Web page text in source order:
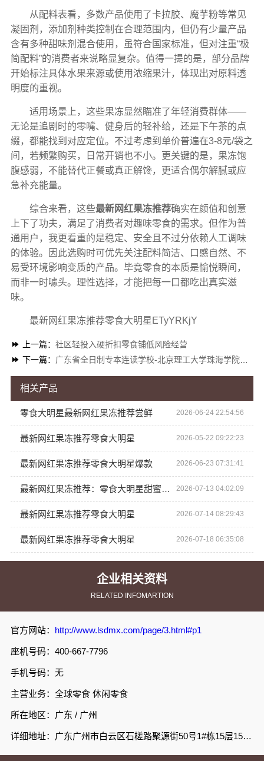
企业相关资料
RELATED INFOMARTION
官方网站： http://www.lsdmx.com/page/3.html#p1
座机号码：400-667-7796
手机号码：无
主营业务：全球零食 休闲零食
所在地区：广东 / 广州
详细地址：广东广州市白云区石槎路聚源街50号1#栋15层1508室
从配料表看，多数产品使用了卡拉胶、魔芋粉等常见
凝固剂，添加剂种类控制在合理范围内，但仍有少量产品
含有多种甜味剂混合使用，虽符合国家标准，但对注重“极
简配料”的消费者来说略显复杂。值得一提的是，部分品牌
开始标注具体水果来源或使用浓缩果汁，体现出对原料透
明度的重视。
适用场景上，这些果冻显然瞄准了年轻消费群体——
无论是追剧时的零嘴、健身后的轻补给，还是下午茶的点
缀，都能找到对应定位。不过考虑到单价普遍在3-8元/袋之
间，若频繁购买，日常开销也不小。更关键的是，果冻饱
腹感弱，不能替代正餐或真正解馋，更适合偶尔解腻或应
急补充能量。
综合来看，这些最新网红果冻推荐确实在颜值和创意
上下了功夫，满足了消费者对趣味零食的需求。但作为普
通用户，我更看重的是稳定、安全且不过分依赖人工调味
的体验。因此选购时可优先关注配料简洁、口感自然、不
易受环境影响变质的产品。毕竟零食的本质是愉悦瞬间，
而非一时噱头。理性选择，才能把每一口都吃出真实滋
味。
最新网红果冻推荐零食大明星ETyYRKjY
上一篇： 社区轻投入硬折扣零食铺低风险经营
下一篇： 广东省全日制专本连读学校-北京理工大学珠海学院继续教育学院
相关产品
零食大明星最新网红果冻推荐尝鲜 2026-06-24 22:54:56
最新网红果冻推荐零食大明星 2026-05-22 09:22:23
最新网红果冻推荐零食大明星爆款 2026-06-23 07:31:41
最新网红果冻推荐：零食大明星甜蜜分享 2026-07-13 04:02:09
最新网红果冻推荐零食大明星 2026-07-14 08:29:43
最新网红果冻推荐零食大明星 2026-07-18 06:35:08